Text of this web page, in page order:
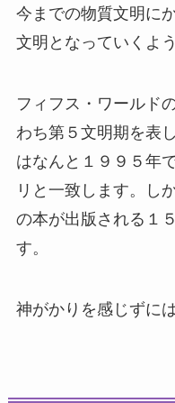
今までの物質文明に
文明となっていくよう
フィフス・ワールド
わち第５文明期を表
はなんと１９９５年
リと一致します。し
の本が出版される１
す。
神がかりを感じずに